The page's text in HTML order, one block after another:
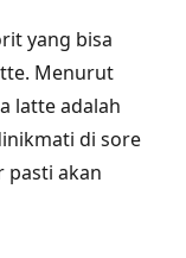
yang bisa
Menurut
latte adalah
di sore
pasti akan